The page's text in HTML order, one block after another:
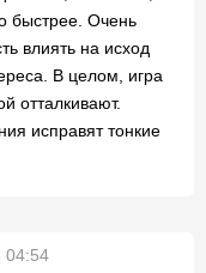
быстрее. Очень
влиять на исход
В целом, игра
отталкивают.
исправят тонкие
04:54